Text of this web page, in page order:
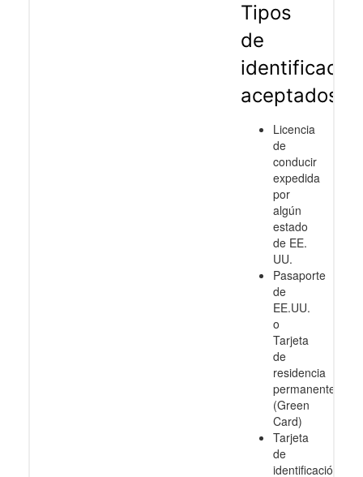
Tipos
de
aceptados
Licencia
de
conducir
expedida
por
algún
estado
de EE.
UU.
Pasaporte
de
EE.UU.
o
Tarjeta
de
residencia
permanente
(Green
Card)
Tarjeta
de
identificación